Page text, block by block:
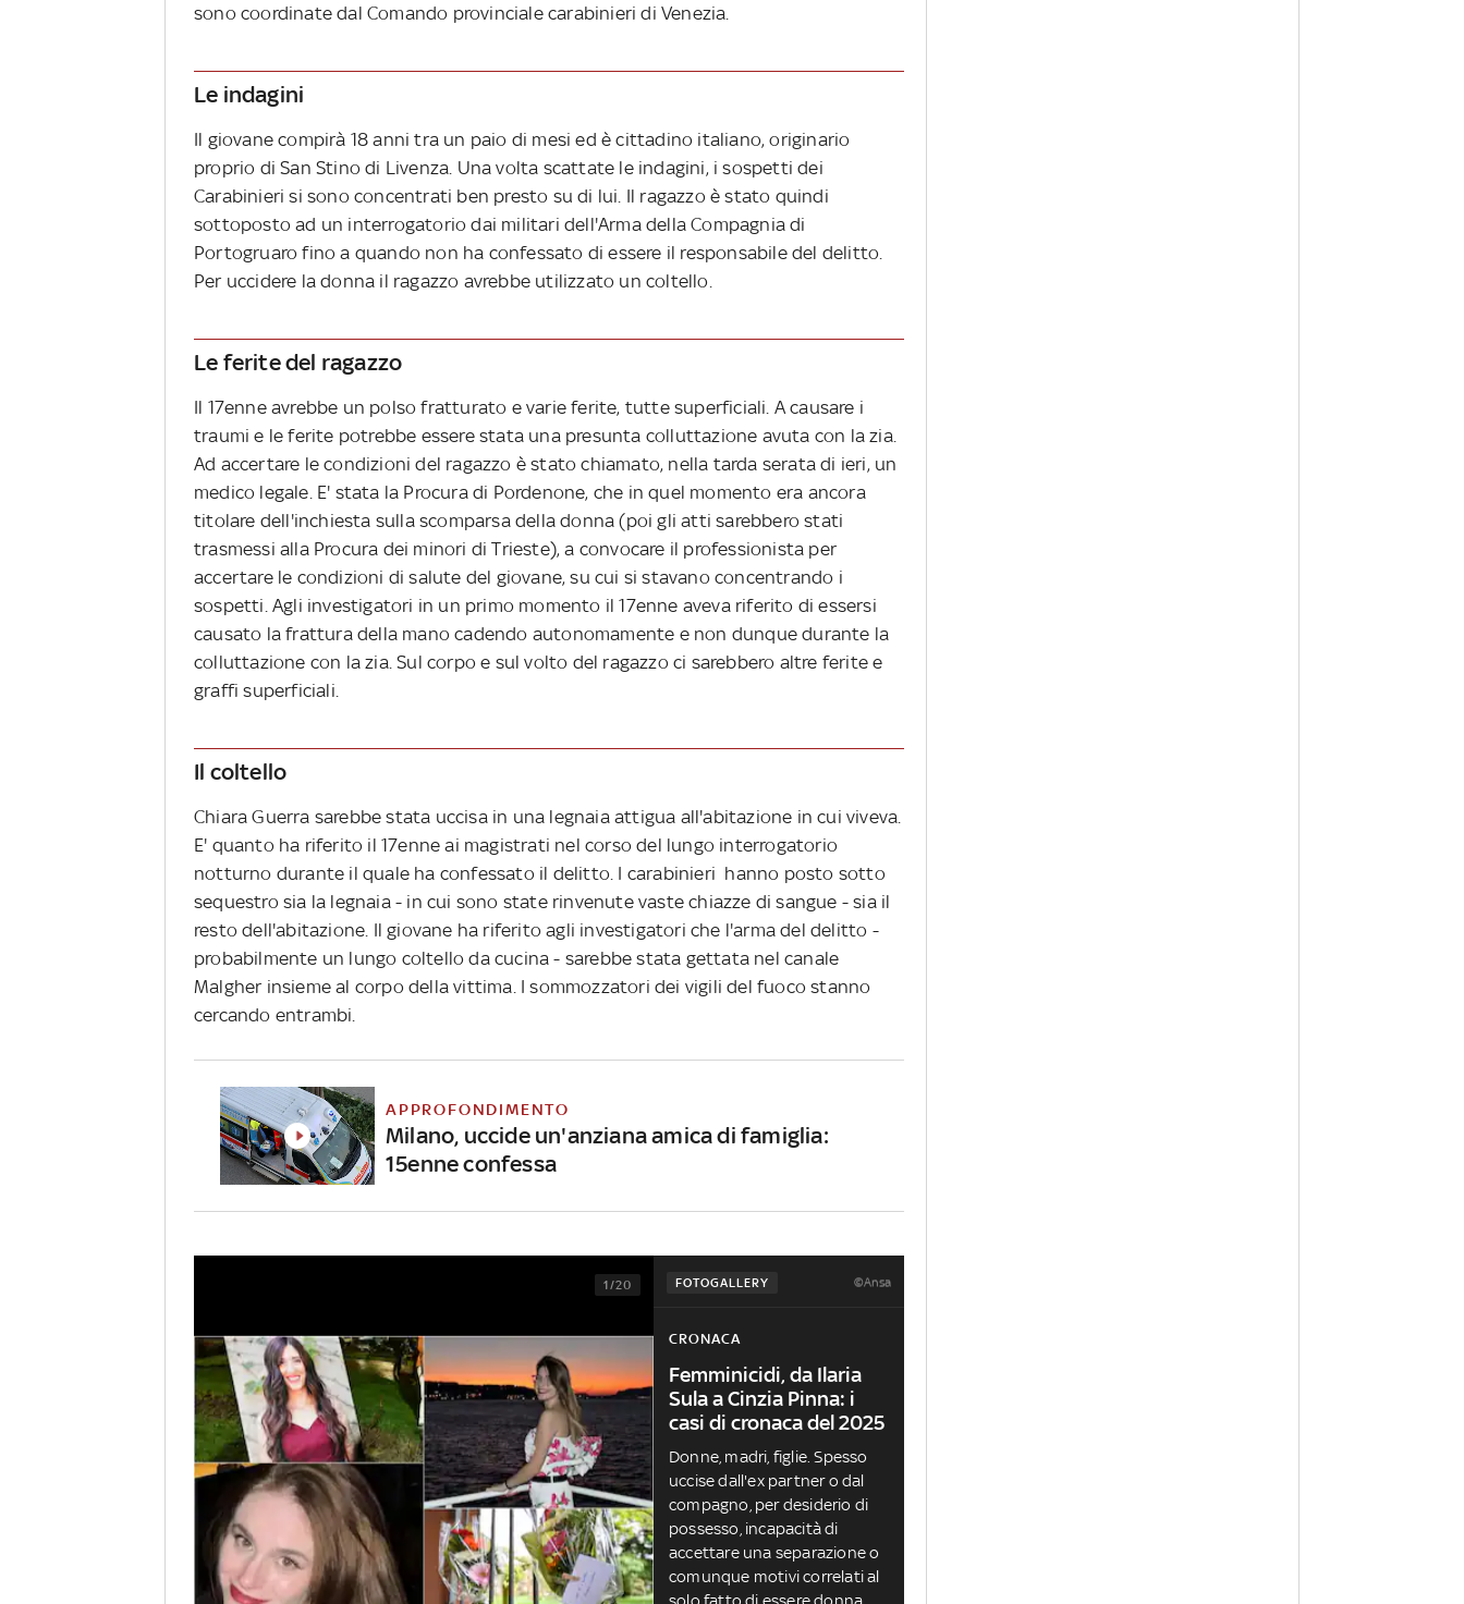
sono coordinate dal Comando provinciale carabinieri di Venezia.
Le indagini
Il giovane compirà 18 anni tra un paio di mesi ed è cittadino italiano, originario
proprio di San Stino di Livenza. Una volta scattate le indagini, i sospetti dei
Carabinieri si sono concentrati ben presto su di lui. Il ragazzo è stato quindi
sottoposto ad un interrogatorio dai militari dell'Arma della Compagnia di
Portogruaro fino a quando non ha confessato di essere il responsabile del delitto.
Per uccidere la donna il ragazzo avrebbe utilizzato un coltello.
Le ferite del ragazzo
Il 17enne avrebbe un polso fratturato e varie ferite, tutte superficiali. A causare i
traumi e le ferite potrebbe essere stata una presunta colluttazione avuta con la zia.
Ad accertare le condizioni del ragazzo è stato chiamato, nella tarda serata di ieri, un
medico legale. E' stata la Procura di Pordenone, che in quel momento era ancora
titolare dell'inchiesta sulla scomparsa della donna (poi gli atti sarebbero stati
trasmessi alla Procura dei minori di Trieste), a convocare il professionista per
accertare le condizioni di salute del giovane, su cui si stavano concentrando i
sospetti. Agli investigatori in un primo momento il 17enne aveva riferito di essersi
causato la frattura della mano cadendo autonomamente e non dunque durante la
colluttazione con la zia. Sul corpo e sul volto del ragazzo ci sarebbero altre ferite e
graffi superficiali.
Il coltello
Chiara Guerra sarebbe stata uccisa in una legnaia attigua all'abitazione in cui viveva.
E' quanto ha riferito il 17enne ai magistrati nel corso del lungo interrogatorio
notturno durante il quale ha confessato il delitto. I carabinieri hanno posto sotto
sequestro sia la legnaia - in cui sono state rinvenute vaste chiazze di sangue - sia il
resto dell'abitazione. Il giovane ha riferito agli investigatori che l'arma del delitto -
probabilmente un lungo coltello da cucina - sarebbe stata gettata nel canale
Malgher insieme al corpo della vittima. I sommozzatori dei vigili del fuoco stanno
cercando entrambi.
APPROFONDIMENTO
Milano, uccide un'anziana amica di famiglia:
15enne confessa
FOTOGALLERY ©Ansa
1/20
CRONACA
Femminicidi, da Ilaria
Sula a Cinzia Pinna: i
casi di cronaca del 2025
Donne, madri, figlie. Spesso
uccise dall'ex partner o dal
compagno, per desiderio di
possesso, incapacità di
accettare una separazione o
comunque motivi correlati al
solo fatto di essere donna.